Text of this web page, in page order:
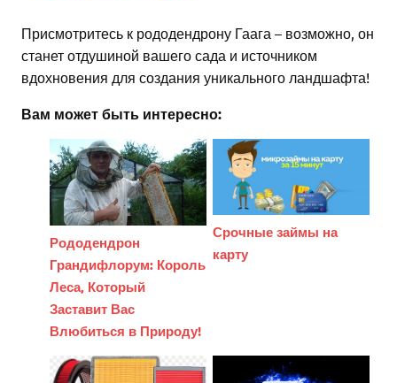
Присмотритесь к рододендрону Гаага – возможно, он
станет отдушиной вашего сада и источником
вдохновения для создания уникального ландшафта!
Вам может быть интересно:
Рододендрон
Грандифлорум: Король
Леса, Который
Заставит Вас
Влюбиться в Природу!
Срочные займы на
карту